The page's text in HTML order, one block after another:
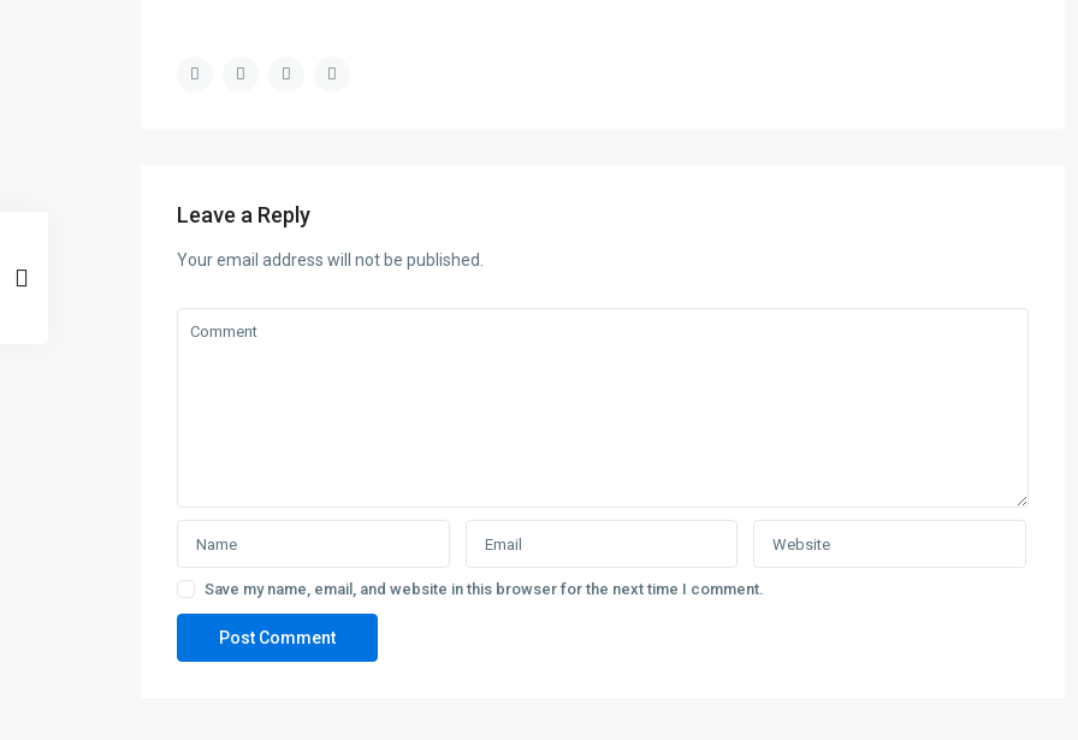
Leave a Reply
Your email address will not be published.
Save my name, email, and website in this browser for the next time I comment.